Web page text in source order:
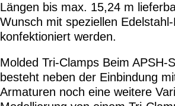
Längen bis max. 15,24 m
Wunsch mit speziellen
konfektioniert werden.
Molded Tri-Clamps Beim APSH-
besteht neben der Einbindung
Armaturen noch eine weitere